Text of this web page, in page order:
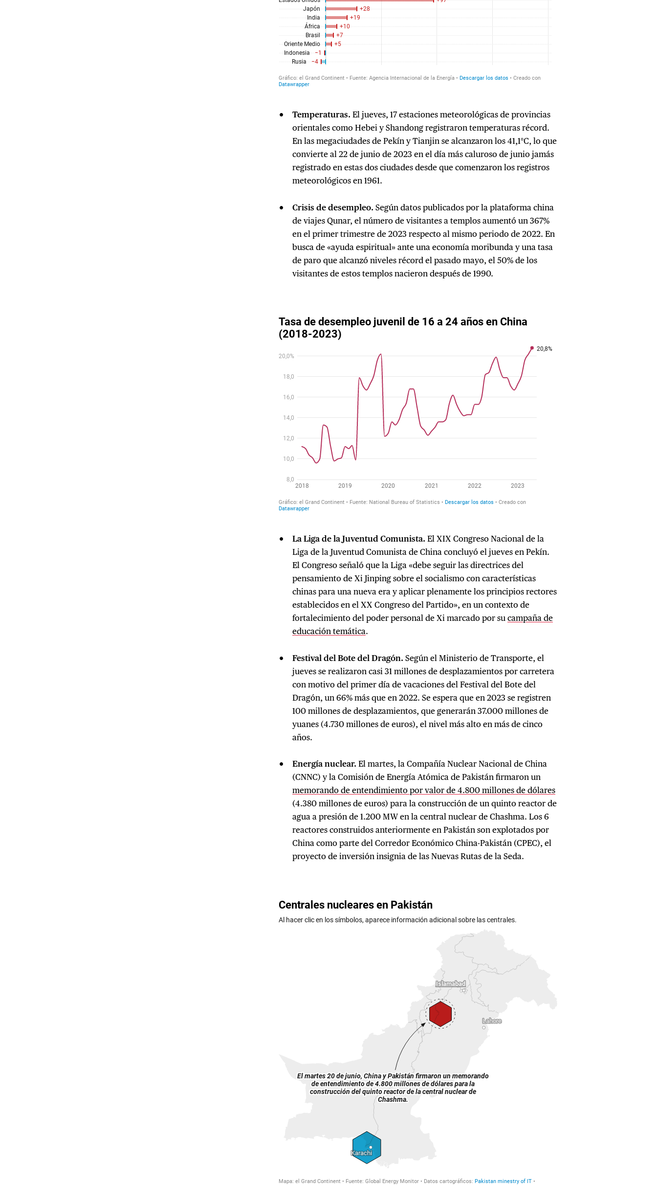
Temperaturas. El jueves, 17 estaciones meteorológicas de provincias
orientales como Hebei y Shandong registraron temperaturas récord.
En las megaciudades de Pekín y Tianjin se alcanzaron los 41,1°C, lo que
convierte al 22 de junio de 2023 en el día más caluroso de junio jamás
registrado en estas dos ciudades desde que comenzaron los registros
meteorológicos en 1961.
Crisis de desempleo. Según datos publicados por la plataforma china
de viajes Qunar, el número de visitantes a templos aumentó un 367%
en el primer trimestre de 2023 respecto al mismo periodo de 2022. En
busca de «ayuda espiritual» ante una economía moribunda y una tasa
de paro que alcanzó niveles récord el pasado mayo, el 50% de los
visitantes de estos templos nacieron después de 1990.
La Liga de la Juventud Comunista. El XIX Congreso Nacional de la
Liga de la Juventud Comunista de China concluyó el jueves en Pekín.
El Congreso señaló que la Liga «debe seguir las directrices del
pensamiento de Xi Jinping sobre el socialismo con características
chinas para una nueva era y aplicar plenamente los principios rectores
establecidos en el XX Congreso del Partido», en un contexto de
fortalecimiento del poder personal de Xi marcado por sucampaña de
educación temática.
Festival del Bote del Dragón. Según el Ministerio de Transporte, el
jueves se realizaron casi 31 millones de desplazamientos por carretera
con motivo del primer día de vacaciones del Festival del Bote del
Dragón, un 66% más que en 2022. Se espera que en 2023 se registren
100 millones de desplazamientos, que generarán 37.000 millones de
yuanes (4.730 millones de euros), el nivel más alto en más de cinco
años.
Energía nuclear. El martes, la Compañía Nuclear Nacional de China
(CNNC) y la Comisión de Energía Atómica de Pakistán firmaron un
memorando de entendimiento por valor de 4.800 millones de dólares
(4.380 millones de euros) para la construcción de un quinto reactor de
agua a presión de 1.200 MW en la central nuclear de Chashma. Los 6
reactores construidos anteriormente en Pakistán son explotados por
China como parte del Corredor Económico China-Pakistán (CPEC), el
proyecto de inversión insignia de las Nuevas Rutas de la Seda.